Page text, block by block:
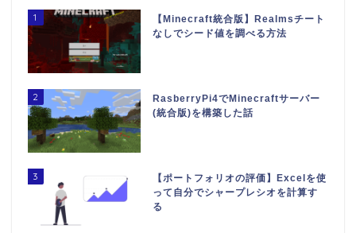
1
【Minecraft統合版】Realmsチート
なしでシード値を調べる方法
2
RasberryPi4でMinecraftサーバー
(統合版)を構築した話
3
【ポートフォリオの評価】Excelを使
って自分でシャープレシオを計算す
る